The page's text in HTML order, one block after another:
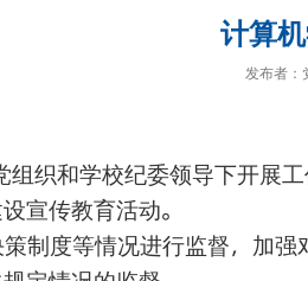
计算
发布者：
织和学校纪委领导下开展工
宣传教育活动。
制度等情况进行监督，加强